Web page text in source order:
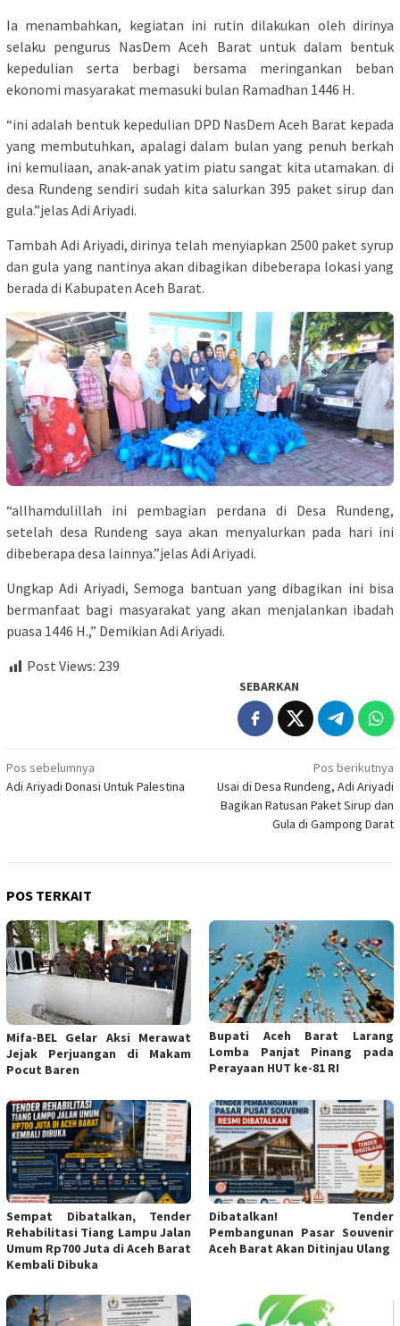
Ia menambahkan, kegiatan ini rutin dilakukan oleh dirinya
selaku pengurus NasDem Aceh Barat untuk dalam bentuk
kepedulian serta berbagi bersama meringankan beban
ekonomi masyarakat memasuki bulan Ramadhan 1446 H.
“ini adalah bentuk kepedulian DPD NasDem Aceh Barat kepada
yang membutuhkan, apalagi dalam bulan yang penuh berkah
ini kemuliaan, anak-anak yatim piatu sangat kita utamakan. di
desa Rundeng sendiri sudah kita salurkan 395 paket sirup dan
gula.”jelas Adi Ariyadi.
Tambah Adi Ariyadi, dirinya telah menyiapkan 2500 paket syrup
dan gula yang nantinya akan dibagikan dibeberapa lokasi yang
berada di Kabupaten Aceh Barat.
“allhamdulillah ini pembagian perdana di Desa Rundeng,
setelah desa Rundeng saya akan menyalurkan pada hari ini
dibeberapa desa lainnya.”jelas Adi Ariyadi.
Ungkap Adi Ariyadi, Semoga bantuan yang dibagikan ini bisa
bermanfaat bagi masyarakat yang akan menjalankan ibadah
puasa 1446 H.,” Demikian Adi Ariyadi.
Post Views: 239
SEBARKAN
Navigasi
pos
Pos sebelumnya
Adi Ariyadi Donasi Untuk Palestina
Pos berikutnya
Usai di Desa Rundeng, Adi Ariyadi
Bagikan Ratusan Paket Sirup dan
Gula di Gampong Darat
POS TERKAIT
Mifa-BEL Gelar Aksi Merawat
Jejak Perjuangan di Makam
Pocut Baren
Bupati Aceh Barat Larang
Lomba Panjat Pinang pada
Perayaan HUT ke-81 RI
Sempat Dibatalkan, Tender
Rehabilitasi Tiang Lampu Jalan
Umum Rp700 Juta di Aceh Barat
Kembali Dibuka
Dibatalkan! Tender
Pembangunan Pasar Souvenir
Aceh Barat Akan Ditinjau Ulang